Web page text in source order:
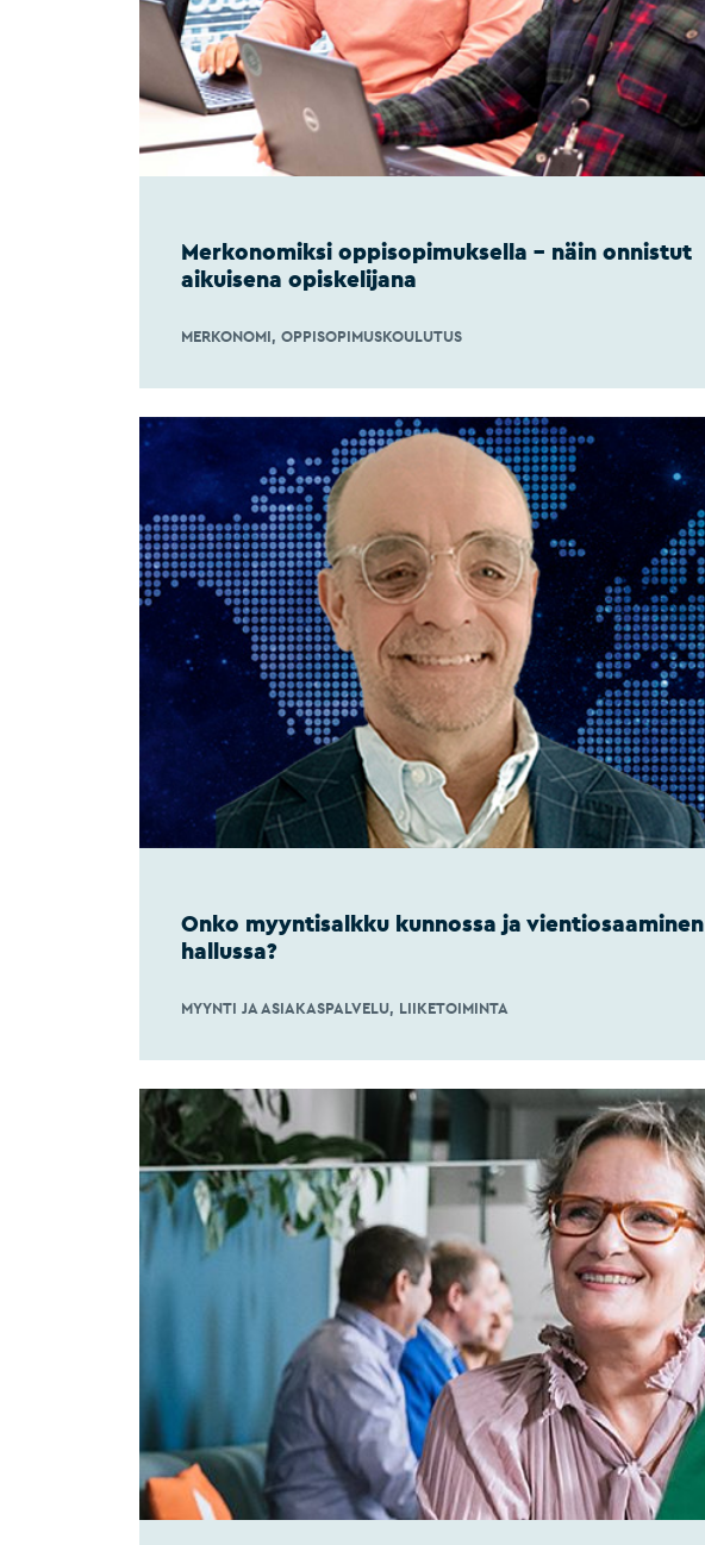
Merkonomiksi oppisopimuksella – näin onnistut
aikuisena opiskelijana
MERKONOMI OPPISOPIMUSKOULUTUS
Onko myyntisalkku kunnossa ja vientiosaaminen
hallussa?
MYYNTI JA ASIAKASPALVELU LIIKETOIMINTA